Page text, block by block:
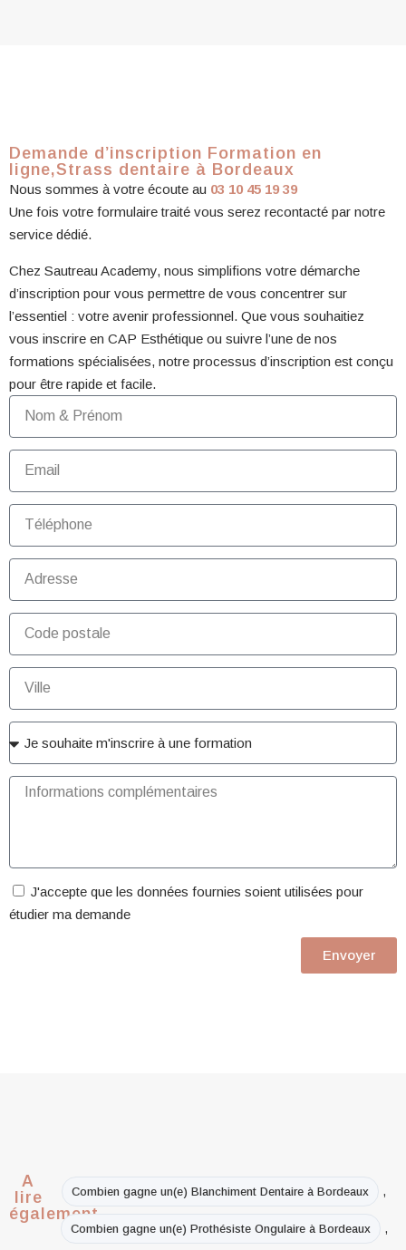
Demande d’inscription Formation en
ligne,Strass dentaire à Bordeaux
Nous sommes à votre écoute au 03 10 45 19 39
Une fois votre formulaire traité vous serez recontacté par notre
service dédié.
Chez Sautreau Academy, nous simplifions votre démarche
d’inscription pour vous permettre de vous concentrer sur
l’essentiel : votre avenir professionnel. Que vous souhaitiez
vous inscrire en CAP Esthétique ou suivre l’une de nos
formations spécialisées, notre processus d’inscription est conçu
pour être rapide et facile.
J'accepte que les données fournies soient utilisées pour
étudier ma demande
Envoyer
A
lire
également
Combien gagne un(e) Blanchiment Dentaire à Bordeaux ,
Combien gagne un(e) Prothésiste Ongulaire à Bordeaux ,